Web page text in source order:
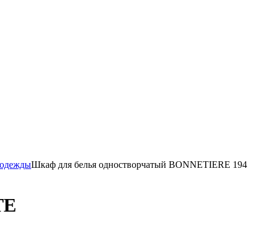
Шкаф для белья одностворчатый BONNETIERE 194